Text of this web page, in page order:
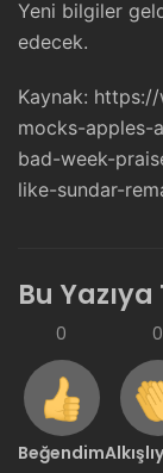
Yeni bilgiler
edecek.
Kaynak:
mocks-apples-
bad-week-
like-sundar-
Bu
0
Beğendim
0